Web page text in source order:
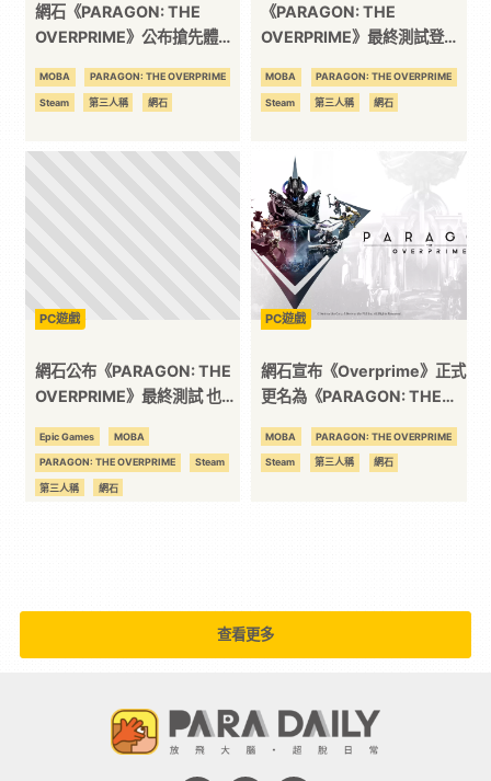
全
方
位
平
台
網石《PARAGON: THE
OVERPRIME》公布搶先體驗
MOBA PARAGON: THE OVERPRIME
Steam 第三人稱 網石
《PARAGON: THE
OVERPRIME》最終測試登場
英雄與遊戲模式
MOBA PARAGON: THE OVERPRIME
Steam 第三人稱 網石
PC遊戲
網石公布《PARAGON: THE
OVERPRIME》最終測試 也可
Epic Games MOBA
PARAGON: THE OVERPRIME Steam
第三人稱 網石
PC遊戲
網石宣布《Overprime》正式
更名為《PARAGON: THE
MOBA PARAGON: THE OVERPRIME
Steam 第三人稱 網石
查看更多